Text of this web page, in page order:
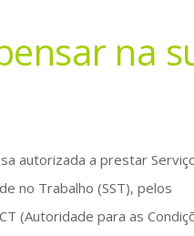
na
autorizada a prestar
no Trabalho (SST), pelos
(Autoridade para as